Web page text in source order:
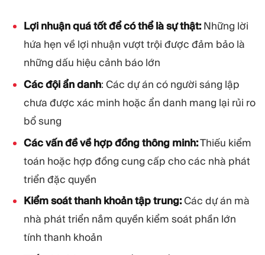
Lợi nhuận quá tốt để có thể là sự thật:Những lời
hứa hẹn về lợi nhuận vượt trội được đảm bảo là
những dấu hiệu cảnh báo lớn
Các đội ẩn danh: Các dự án có người sáng lập
chưa được xác minh hoặc ẩn danh mang lại rủi ro
bổ sung
Các vấn đề về hợp đồng thông minh:Thiếu kiểm
toán hoặc hợp đồng cung cấp cho các nhà phát
triển đặc quyền
Kiểm soát thanh khoản tập trung:Các dự án mà
nhà phát triển nắm quyền kiểm soát phần lớn
tính thanh khoản